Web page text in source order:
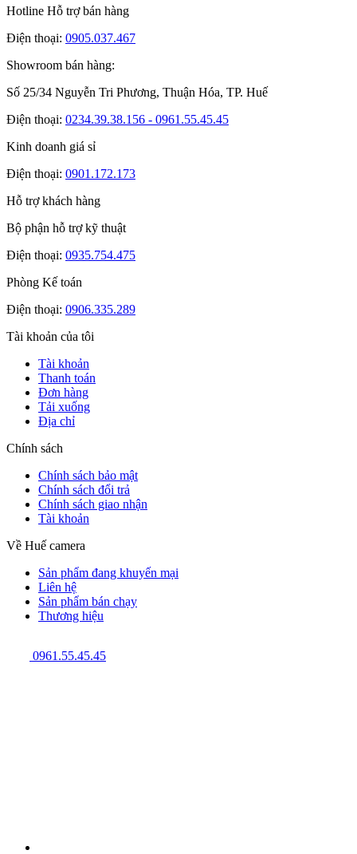
Hotline Hỗ trợ bán hàng
Điện thoại: 0905.037.467
Showroom bán hàng:
Số 25/34 Nguyễn Tri Phương, Thuận Hóa, TP. Huế
Điện thoại: 0234.39.38.156 - 0961.55.45.45
Kinh doanh giá sỉ
Điện thoại: 0901.172.173
Hỗ trợ khách hàng
Bộ phận hỗ trợ kỹ thuật
Điện thoại: 0935.754.475
Phòng Kế toán
Điện thoại: 0906.335.289
Tài khoản của tôi
Tài khoản
Thanh toán
Đơn hàng
Tải xuống
Địa chỉ
Chính sách
Chính sách bảo mật
Chính sách đổi trả
Chính sách giao nhận
Tài khoản
Về Huế camera
Sản phẩm đang khuyến mại
Liên hệ
Sản phẩm bán chạy
Thương hiệu
0961.55.45.45